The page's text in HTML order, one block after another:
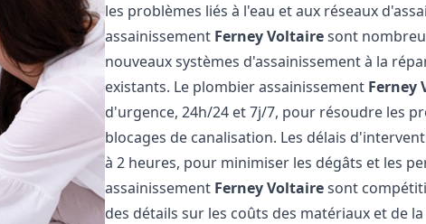
les problèmes liés à l'eau et aux réseaux
assainissement Ferney Voltairesont
nouveaux systèmes d'assainissement à la
existants. Le plombier assainissement Ferney
d'urgence, 24h/24 et 7j/7, pour résoudre les
blocages de canalisation. Les délais
à 2 heures, pour minimiser les dégâts et les
assainissement Ferney Voltairesont
des détails sur les coûts des matériaux et de